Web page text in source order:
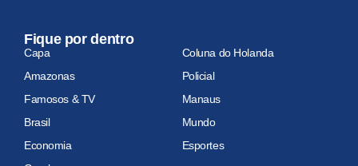
Fique por dentro
Capa
Coluna do Holanda
Amazonas
Policial
Famosos & TV
Manaus
Brasil
Mundo
Economia
Esportes